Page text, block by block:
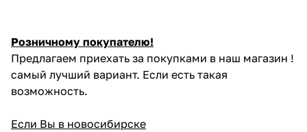
Розничному покупателю!
Предлагаем приехать за покупками в наш магазин !
самый лучший вариант. Если есть такая
возможность.
Если Вы в новосибирске